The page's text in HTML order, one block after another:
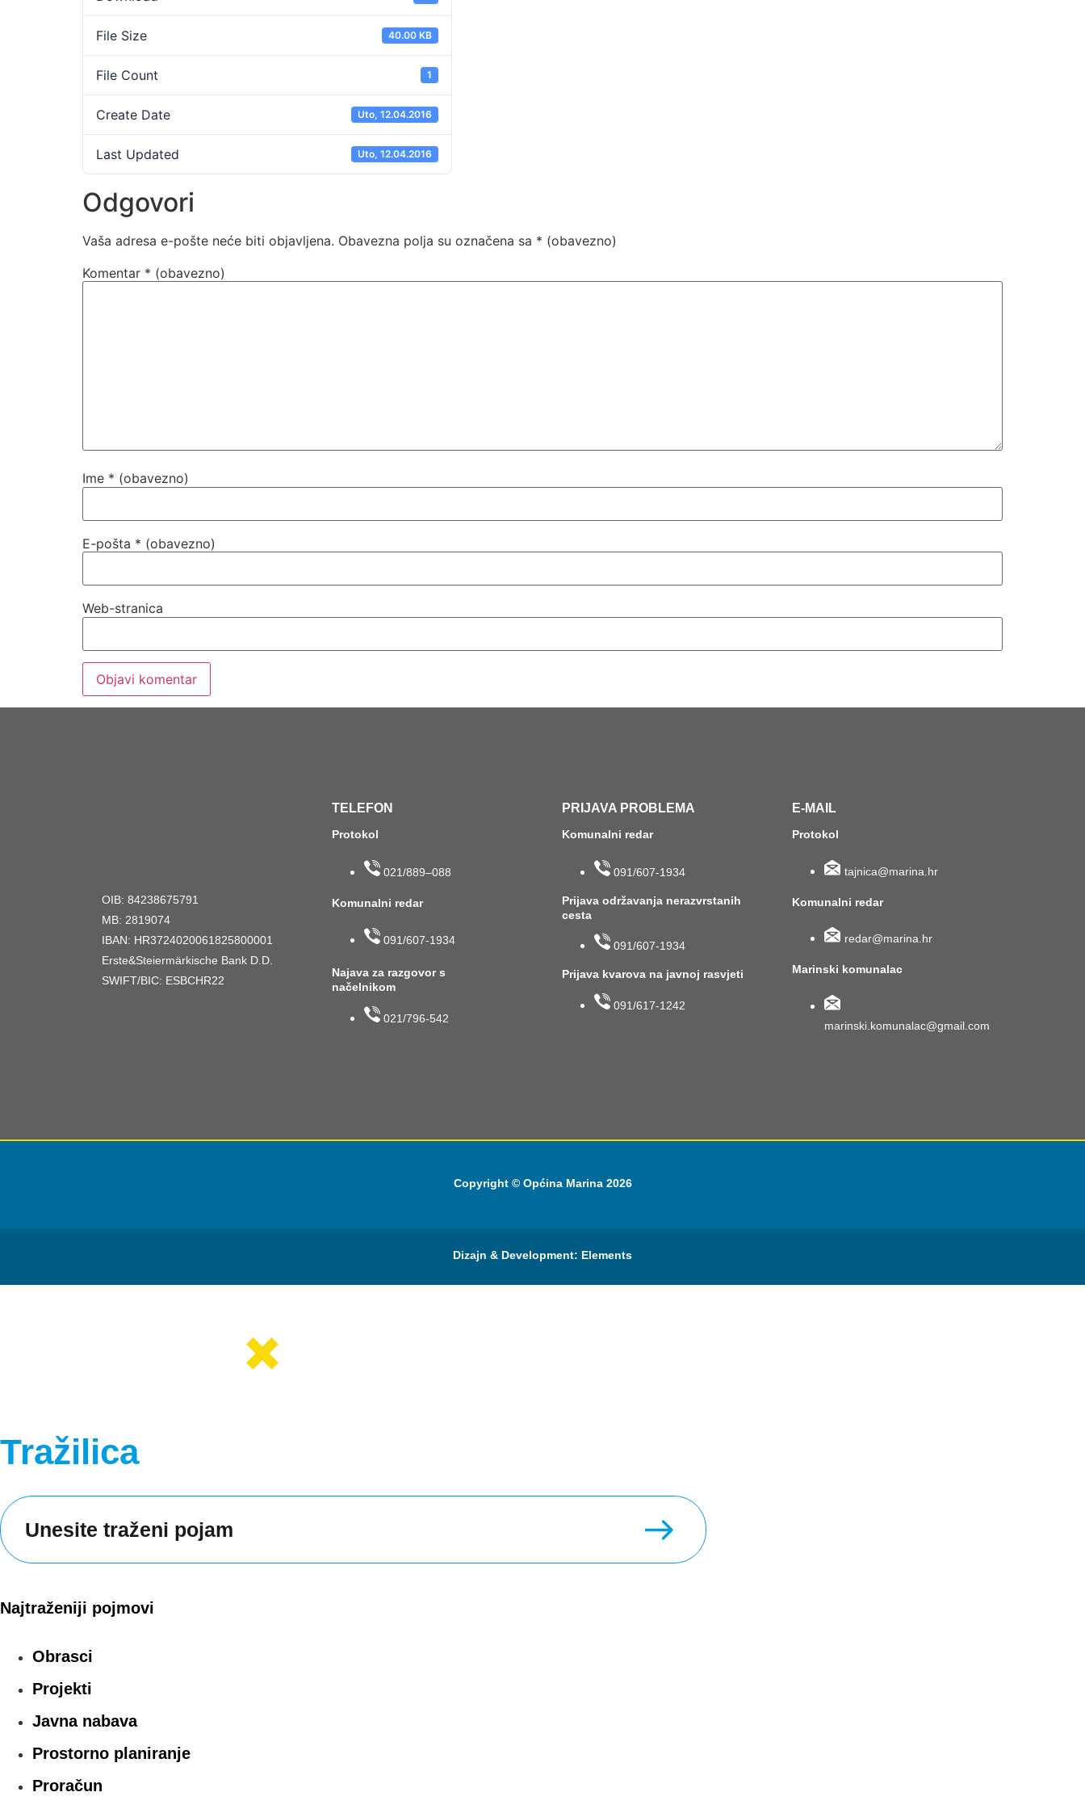
File Size 40.00 KB
File Count 1
Create Date Uto, 12.04.2016
Last Updated Uto, 12.04.2016
Odgovori
Vaša adresa e-pošte neće biti objavljena. Obavezna polja su označena sa * (obavezno)
Komentar * (obavezno)
Ime * (obavezno)
E-pošta * (obavezno)
Web-stranica
OIB: 84238675791
MB: 2819074
IBAN: HR3724020061825800001
Erste&Steiermärkische Bank D.D.
SWIFT/BIC: ESBCHR22
TELEFON
Protokol
021/889–088
Komunalni redar
091/607-1934
Najava za razgovor s
načelnikom
021/796-542
PRIJAVA PROBLEMA
Komunalni redar
091/607-1934
Prijava održavanja nerazvrstanih
cesta
091/607-1934
Prijava kvarova na javnoj rasvjeti
091/617-1242
E-MAIL
Protokol
tajnica@marina.hr
Komunalni redar
redar@marina.hr
Marinski komunalac
marinski.komunalac@gmail.com
Copyright © Općina Marina 2026
Dizajn & Development: Elements
Tražilica
Najtraženiji pojmovi
Obrasci
Projekti
Javna nabava
Prostorno planiranje
Proračun